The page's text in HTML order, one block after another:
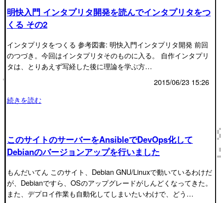
明快入門 インタプリタ開発を読んでインタプリタをつ
くる その2
インタプリタをつくる 参考図書: 明快入門インタプリタ開発 前回
のつづき。今回はインタプリタそのものに入る。 自作インタプリ
タは、とりあえず写経した後に理論を学ぶ方…
2015/06/23 15:26
続きを読む
このサイトのサーバーをAnsibleでDevOps化して
Debianのバージョンアップを行いました
もんだいてん このサイト、Debian GNU/Linuxで動いているわけだ
が、Debianですら、OSのアップグレードがしんどくなってきた。
また、デプロイ作業も自動化してしまいたいわけで、どう…